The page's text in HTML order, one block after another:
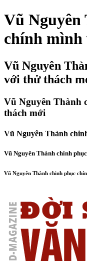
Vũ Nguyên
chính
Vũ Nguyên
với thử thách
Vũ Nguyên Thành
thách mới
Vũ Nguyên Thành
Vũ Nguyên Thành chinh
Vũ Nguyên Thành chinh phục